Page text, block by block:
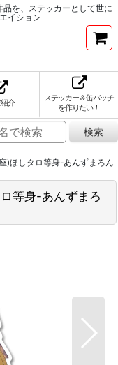
品を、ステッカーとして世に
イション
介
ステッカー＆缶バッチ
を作りたい！
)ほしタロ等身-あんずまろん
等身-あんずまろ